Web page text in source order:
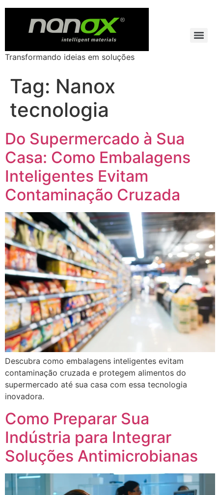
Transformando ideias em soluções
Tag: Nanox
tecnologia
Do Supermercado à Sua
Casa: Como Embalagens
Inteligentes Evitam
Contaminação Cruzada
Descubra como embalagens inteligentes evitam
contaminação cruzada e protegem alimentos do
supermercado até sua casa com essa tecnologia
inovadora.
Como Preparar Sua
Indústria para Integrar
Soluções Antimicrobianas